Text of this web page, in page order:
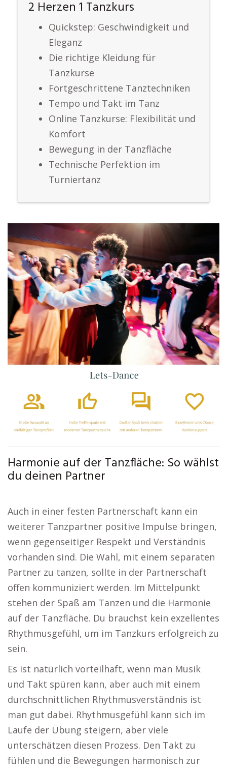
2 Herzen 1 Tanzkurs
Quickstep: Geschwindigkeit und
Eleganz
Die richtige Kleidung für
Tanzkurse
Fortgeschrittene Tanztechniken
Tempo und Takt im Tanz
Online Tanzkurse: Flexibilität und
Komfort
Bewegung in der Tanzfläche
Technische Perfektion im
Turniertanz
Harmonie auf der Tanzfläche: So wählst
du deinen Partner
Auch in einer festen Partnerschaft kann ein
weiterer Tanzpartner positive Impulse bringen,
wenn gegenseitiger Respekt und Verständnis
vorhanden sind. Die Wahl, mit einem separaten
Partner zu tanzen, sollte in der Partnerschaft
offen kommuniziert werden. Im Mittelpunkt
stehen der Spaß am Tanzen und die Harmonie
auf der Tanzfläche. Du brauchst kein exzellentes
Rhythmusgefühl, um im Tanzkurs erfolgreich zu
sein.
Es ist natürlich vorteilhaft, wenn man Musik
und Takt spüren kann, aber auch mit einem
durchschnittlichen Rhythmusverständnis ist
man gut dabei. Rhythmusgefühl kann sich im
Laufe der Übung steigern, aber viele
unterschätzen diesen Prozess. Den Takt zu
fühlen und die Bewegungen harmonisch zur